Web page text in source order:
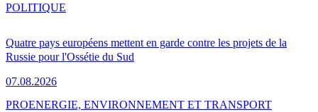
Quatre pays européens mettent en garde contre les projets de la
Russie pour l'Ossétie du Sud
07.08.2026
POLITIQUE
PROENERGIE, ENVIRONNEMENT ET TRANSPORT